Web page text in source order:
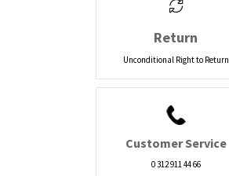
Return
Unconditional Right to Return
Customer Service
0 312 911 44 66